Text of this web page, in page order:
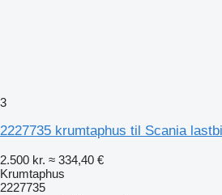
3
2227735 krumtaphus til Scania
2.500 kr. ≈ 334,40 €
Krumtaphus
2227735